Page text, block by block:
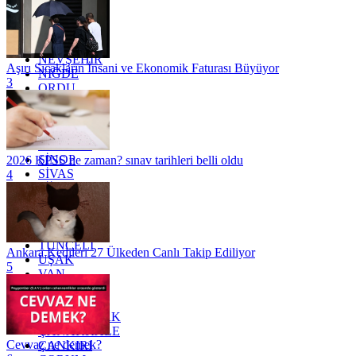
MERSİN
MUĞLA
MUŞ
NEVŞEHİR
NİĞDE
ORDU
OSMANİYE
RİZE
SAKARYA
SAMSUN
SİNOP
SİVAS
SİİRT
TEKİRDAĞ
TOKAT
TRABZON
TUNCELİ
UŞAK
VAN
YALOVA
YOZGAT
ZONGULDAK
ÇANAKKALE
ÇANKIRI
Aşırı Sıcakların İnsani ve Ekonomik Faturası Büyüyor
3
2026 KPSS ne zaman? sınav tarihleri belli oldu
4
Ankara Kedileri 27 Ülkeden Canlı Takip Ediliyor
5
Cevvaz ne demek?